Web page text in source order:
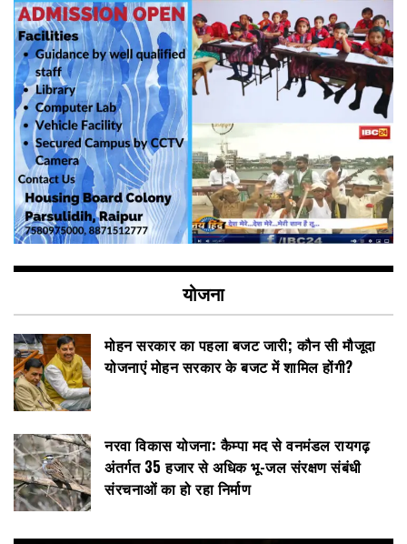
योजना
मोहन सरकार का पहला बजट जारी; कौन सी मौजूदा
योजनाएं मोहन सरकार के बजट में शामिल होंगी?
नरवा विकास योजना: कैम्पा मद से वनमंडल रायगढ़
अंतर्गत 35 हजार से अधिक भू-जल संरक्षण संबंधी
संरचनाओं का हो रहा निर्माण